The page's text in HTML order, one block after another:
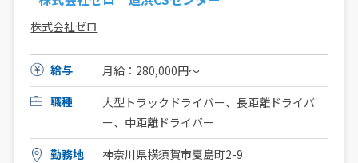
株式会社ゼロ
給与
月給：280,000円〜
職種
大型トラックドライバー、長距離ドライバ
ー、中距離ドライバー
勤務地
神奈川県横須賀市夏島町2-9